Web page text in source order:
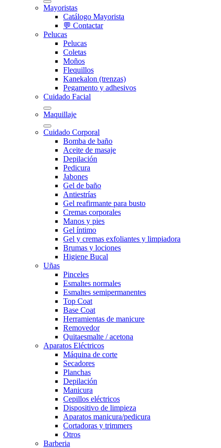
Mayoristas
Catálogo Mayorista
💬 Contactar
Pelucas
Pelucas
Coletas
Moños
Flequillos
Kanekalon (trenzas)
Pegamento y adhesivos
Cuidado Facial
Maquillaje
Cuidado Corporal
Bomba de baño
Aceite de masaje
Depilación
Pedicura
Jabones
Gel de baño
Antiestrías
Gel reafirmante para busto
Cremas corporales
Manos y pies
Gel íntimo
Gel y cremas exfoliantes y limpiadora
Brumas y lociones
Higiene Bucal
Uñas
Pinceles
Esmaltes normales
Esmaltes semipermanentes
Top Coat
Base Coat
Herramientas de manicure
Removedor
Quitaesmalte / acetona
Aparatos Eléctricos
Máquina de corte
Secadores
Planchas
Depilación
Manicura
Cepillos eléctricos
Dispositivo de limpieza
Aparatos manicura/pedicura
Cortadoras y trimmers
Otros
Barberia